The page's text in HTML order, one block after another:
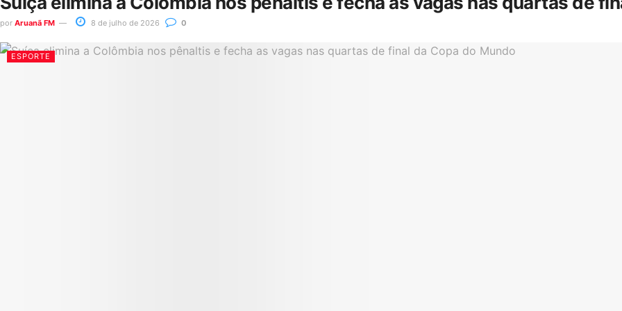
por Aruanã FM 8 de julho de 2026 0
ESPORTE